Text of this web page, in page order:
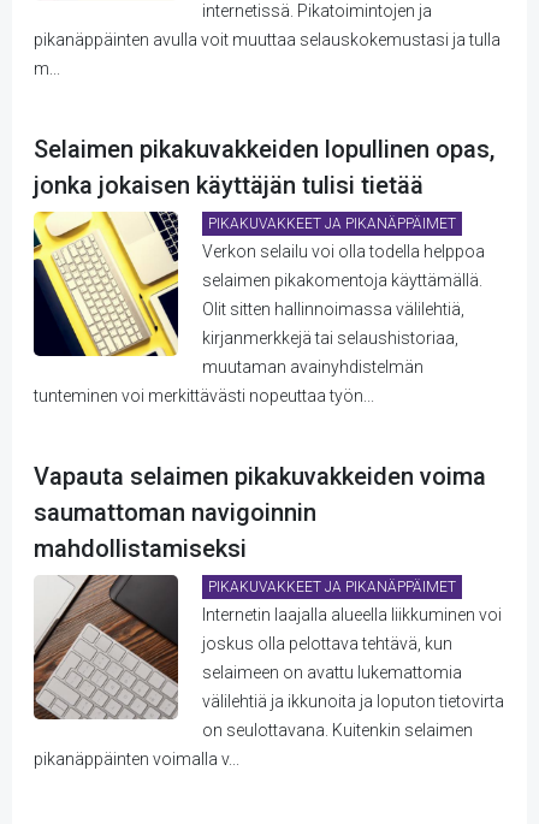
internetissä. Pikatoimintojen ja
pikanäppäinten avulla voit muuttaa selauskokemustasi ja tulla
m...
Selaimen pikakuvakkeiden lopullinen opas,
jonka jokaisen käyttäjän tulisi tietää
PIKAKUVAKKEET JA PIKANÄPPÄIMET
Verkon selailu voi olla todella helppoa
selaimen pikakomentoja käyttämällä.
Olit sitten hallinnoimassa välilehtiä,
kirjanmerkkejä tai selaushistoriaa,
muutaman avainyhdistelmän
tunteminen voi merkittävästi nopeuttaa työn...
Vapauta selaimen pikakuvakkeiden voima
saumattoman navigoinnin
mahdollistamiseksi
PIKAKUVAKKEET JA PIKANÄPPÄIMET
Internetin laajalla alueella liikkuminen voi
joskus olla pelottava tehtävä, kun
selaimeen on avattu lukemattomia
välilehtiä ja ikkunoita ja loputon tietovirta
on seulottavana. Kuitenkin selaimen
pikanäppäinten voimalla v...